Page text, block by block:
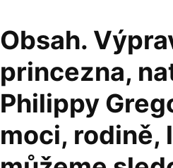
Obsah.
princezna,
Philippy
moci, rodině,